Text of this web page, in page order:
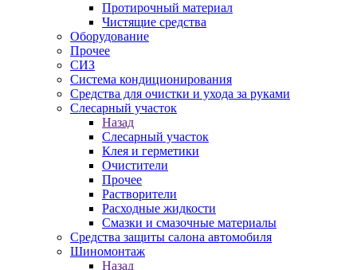
Протирочный материал
Чистящие средства
Оборудование
Прочее
СИЗ
Система кондиционирования
Средства для очистки и ухода за руками
Слесарный участок
Назад
Слесарный участок
Клея и герметики
Очистители
Прочее
Растворители
Расходные жидкости
Смазки и смазочные материалы
Средства защиты салона автомобиля
Шиномонтаж
Назад